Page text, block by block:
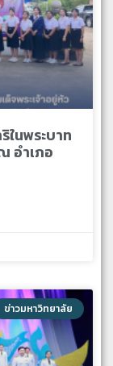
ในพระบาท
อำเภอ
ข่าวมหาวิทยาลัย